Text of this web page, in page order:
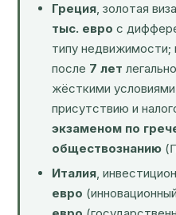
Греция, золотая
тыс. евро с
типу недвижимости;
после 7 лет
жёсткими
присутствию и
экзаменом по
обществознанию
Италия,
евро